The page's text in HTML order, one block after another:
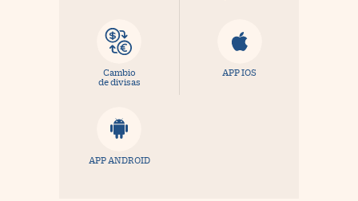
Cambio
de divisas
APP IOS
APP ANDROID